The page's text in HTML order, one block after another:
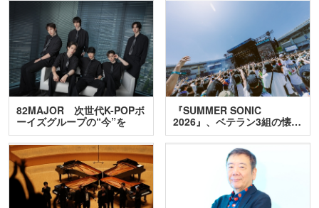
82MAJOR 次世代K-POPボ
ーイズグループの“今”を
訊…
『SUMMER SONIC
2026』、ベテラン3組の懐…